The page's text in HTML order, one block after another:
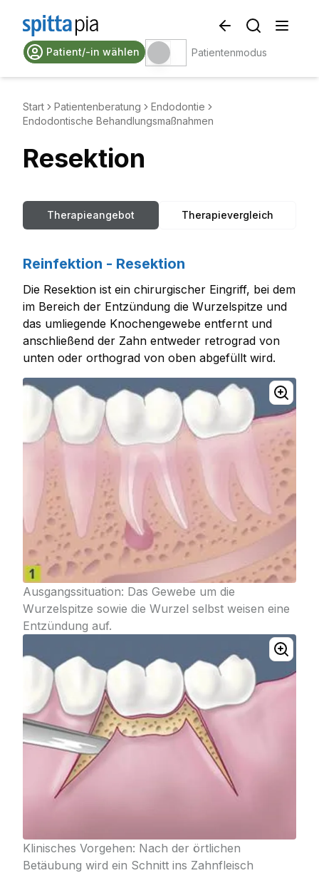
Patient/-in wählen Patientenmodus
Start Patientenberatung
Endodontie
Endodontische Behandlungsmaßnahmen
Resektion
Therapieangebot Therapievergleich
Reinfektion - Resektion
Die Resektion ist ein chirurgischer Eingriff, bei dem
im Bereich der Entzündung die Wurzelspitze und
das umliegende Knochengewebe entfernt und
anschließend der Zahn entweder retrograd von
unten oder orthograd von oben abgefüllt wird.
Ausgangssituation: Das Gewebe um die
Wurzelspitze sowie die Wurzel selbst weisen eine
Entzündung auf.
Klinisches Vorgehen: Nach der örtlichen
Betäubung wird ein Schnitt ins Zahnfleisch